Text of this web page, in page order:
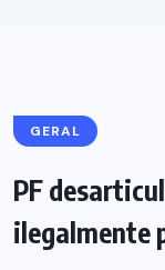
GERAL
PF
ilegalmente